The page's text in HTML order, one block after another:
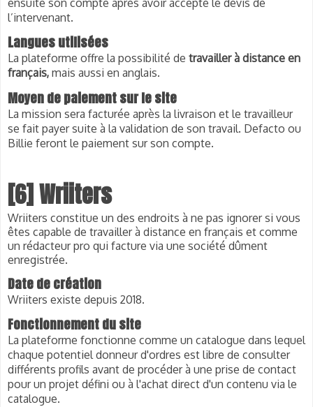
ensuite son compte après avoir accepté le devis de
l’intervenant.
Langues utilisées
La plateforme offre la possibilité de travailler à distance en
français, mais aussi en anglais.
Moyen de paiement sur le site
La mission sera facturée après la livraison et le travailleur
se fait payer suite à la validation de son travail. Defacto ou
Billie feront le paiement sur son compte.
[6] Wriiters
Wriiters constitue un des endroits à ne pas ignorer si vous
êtes capable de travailler à distance en français et comme
un rédacteur pro qui facture via une société dûment
enregistrée.
Date de création
Wriiters existe depuis 2018.
Fonctionnement du site
La plateforme fonctionne comme un catalogue dans lequel
chaque potentiel donneur d'ordres est libre de consulter
différents profils avant de procéder à une prise de contact
pour un projet défini ou à l'achat direct d'un contenu via le
catalogue.